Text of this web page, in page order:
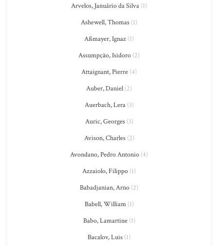
Arvelos, Januário da Silva (1)
Ashewell, Thomas (1)
Aßmayer, Ignaz (1)
Assumpção, Isidoro (2)
Attaignant, Pierre (4)
Auber, Daniel (2)
Auerbach, Lera(3)
Auric, Georges(3)
Avison, Charles(2)
Avondano, Pedro Antonio (4)
Azzaiolo, Filippo (1)
Babadjanian, Arno (2)
Babell, William(1)
Babo, Lamartine(1)
Bacalov, Luis (1)